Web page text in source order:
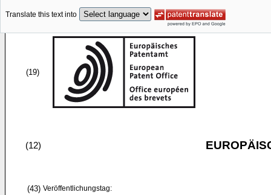
Translate this text into
(19)
(12)
(43) Veröffentlichungstag: